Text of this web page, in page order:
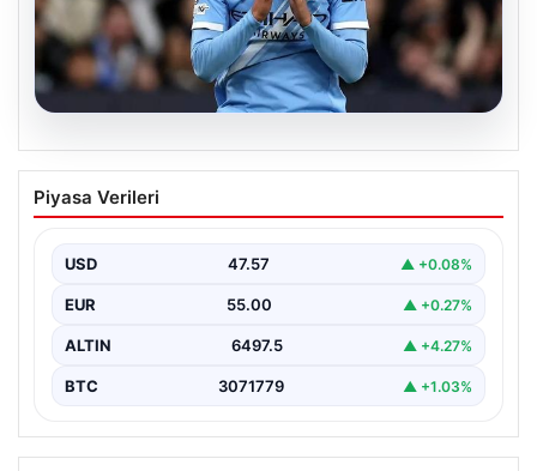
05.08.2026
Galatasaray’da orta sahaya dev isim!
Manchester City’nin yıldızı Tijjani
{"title": "Galatasaray Orta Sahaya Dev Transferle
Reijnders"}, "content": "Yaz…
Piyasa Verileri
USD 47.57 ▲ +0.08%
EUR 55.00 ▲ +0.27%
ALTIN 6497.5 ▲ +4.27%
BTC 3071779 ▲ +1.03%